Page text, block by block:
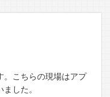
。こちらの現場はアプ
した。